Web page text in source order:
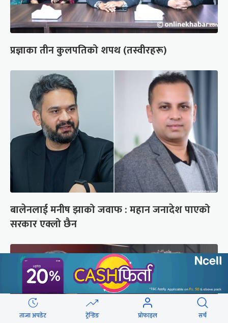
प्रज्ञाका तीन कुलपतिको शपथ (तस्वीरहरू)
बालेनलाई मनीष झाको जवाफ : महान जनादेश पाएको
सरकार एक्लो छैन
ताजा अपडेट ट्रेन्डिङ प्रोफाइल सर्च